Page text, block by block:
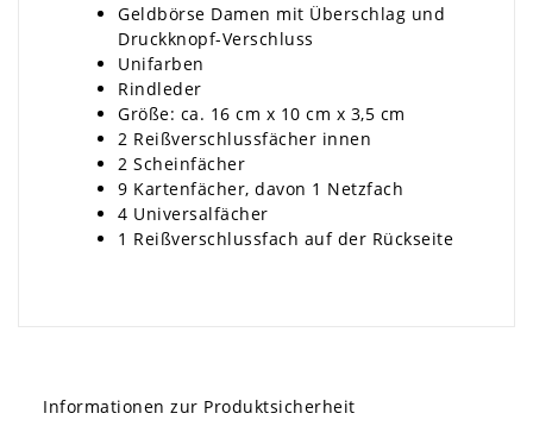
Geldbörse Damen mit Überschlag und
Druckknopf-Verschluss
Unifarben
Rindleder
Größe: ca. 16 cm x 10 cm x 3,5 cm
2 Reißverschlussfächer innen
2 Scheinfächer
9 Kartenfächer, davon 1 Netzfach
4 Universalfächer
1 Reißverschlussfach auf der Rückseite
Informationen zur Produktsicherheit